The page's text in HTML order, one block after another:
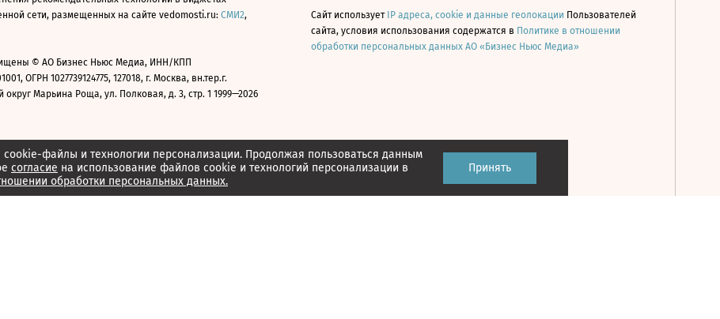
файлы и технологии персонализации. Продолжая пользоваться данным
согласие на использование файлов cookie и технологий персонализации в
обработки персональных данных.
Принять
сети, размещенных на сайте vedomosti.ru: СМИ2,
© АО Бизнес Ньюс Медиа, ИНН/КПП
ОГРН 1027739124775, 127018, г. Москва, вн.тер.г.
Марьина Роща, ул. Полковая, д. 3, стр. 1 1999—2026
Сайт использует IP адреса, cookie и данные геолокации Пользователей
сайта, условия использования содержатся в Политике в отношении
обработки персональных данных АО «Бизнес Ньюс Медиа»